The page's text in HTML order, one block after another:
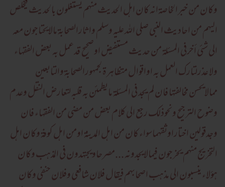
وکان من خبرالخاصۃانہ کان اہل الحدیث منہم یستغلون بالحدیث فیخلص
الیہم من احادیث النبی صلی اللہ علیہ وسلم واثارالصحابۃ مالایحتاجون معہ
الی شئی أخرفی المسئلۃ من حدیث مستفیض اوصحیح قدعمل بہ بعض الفقہاء
ولا عذرلتارک العمل بہ اواقوال متظاہرۃ لجمہورالصحابۃ والتابعین
ممالایحسن مخالفتہا فان لم یجد فی المسئلۃ مایطمئن بہ قلبہ لتعارض النقل وعدم
وضوح الترجیح ونحوذلک رجع الی کلام بعض من مضی من الفقہاء فان
وجدقولین اختاراوثقہماسواء کان من اہل المدینۃ اومن اہل کوفۃ وکان اہل
التخریج منہم یخرجون فیمالایجدونہ ...مصرحاویجتہدون فی المذہب وکان
ہؤلاء ینسبون الی مذہب اصحابہم فیقال فلان شافعی وفلان حنفی وکان